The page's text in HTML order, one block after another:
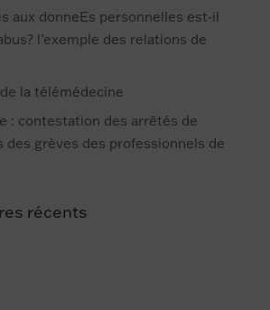
aux donneEs personnelles est-il
l’exemple des relations de
la télémédecine
: contestation des arrêtés de
des grèves des professionnels de
récents